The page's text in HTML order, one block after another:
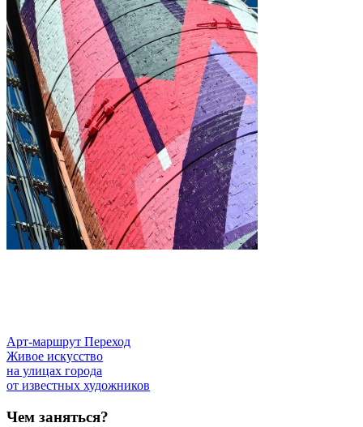
Арт-маршрут Переход
Живое искусство
на улицах города
от известных художников
Чем заняться?